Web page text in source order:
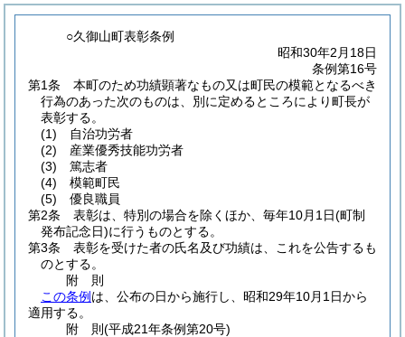
○久御山町表彰条例
昭和30年2月18日
条例第16号
第1条
本町のため功績顕著なもの又は町民の模範となるべき
行為のあった次のものは、別に定めるところにより町長が
表彰する。
(1)
自治功労者
(2)
産業優秀技能功労者
(3)
篤志者
(4)
模範町民
(5)
優良職員
第2条
表彰は、特別の場合を除くほか、毎年10月1日(町制
発布記念日)に行うものとする。
第3条
表彰を受けた者の氏名及び功績は、これを公告するも
のとする。
附 則
この条例 は、公布の日から施行し、昭和29年10月1日から
適用する。
附 則(平成21年条例第20号)